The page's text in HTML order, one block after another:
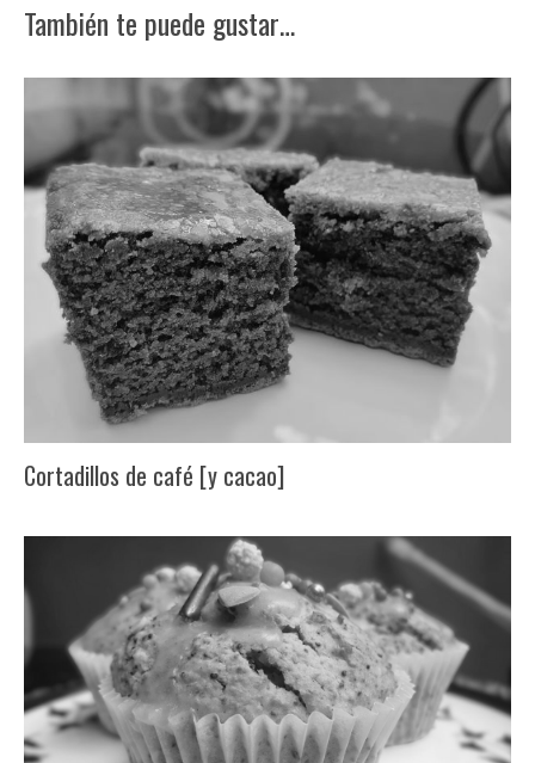
También te puede gustar…
Cortadillos de café [y cacao]